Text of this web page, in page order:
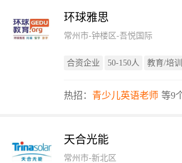
环球雅思
常州市-钟楼区-吾悦国际
合资企业 50-150人 教育/培
热招： 青少儿英语老师 等9
天合光能
常州市-新北区